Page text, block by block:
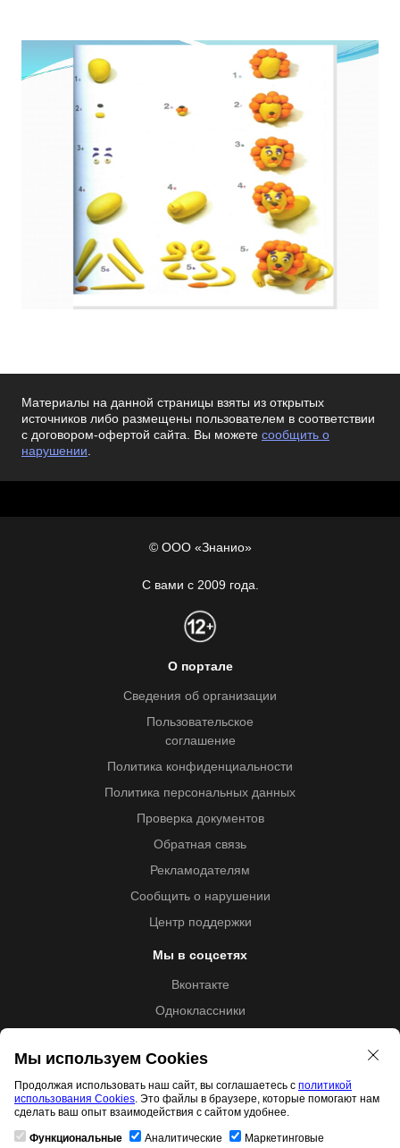
Материалы на данной страницы взяты из открытых
источников либо размещены пользователем в соответствии
с договором-офертой сайта. Вы можете сообщить о
нарушении.
© ООО «Знанио»
С вами с 2009 года.
О портале
Сведения об организации
Пользовательское
соглашение
Политика конфиденциальности
Политика персональных данных
Проверка документов
Обратная связь
Рекламодателям
Сообщить о нарушении
Центр поддержки
Мы в соцсетях
Вконтакте
Одноклассники
Образовательная лицензия №5257 от 09.09.2020 (Л035-
01253-67/00192487)
Мы используем Cookies
Продолжая использовать наш сайт, вы соглашаетесь с политикой
использования Cookies. Это файлы в браузере, которые помогают нам
сделать ваш опыт взаимодействия с сайтом удобнее.
Функциональные Аналитические Маркетинговые